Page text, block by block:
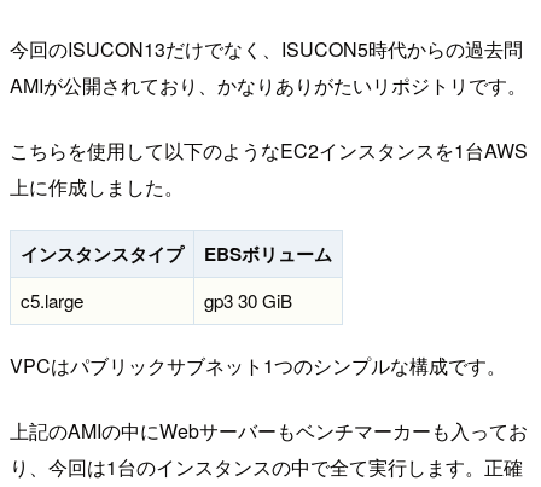
今回のISUCON13だけでなく、ISUCON5時代からの過去問
AMIが公開されており、かなりありがたいリポジトリです。
こちらを使用して以下のようなEC2インスタンスを1台AWS
上に作成しました。
インスタンスタイプ EBSボリューム
c5.large gp3 30 GiB
VPCはパブリックサブネット1つのシンプルな構成です。
上記のAMIの中にWebサーバーもベンチマーカーも入ってお
り、今回は1台のインスタンスの中で全て実行します。正確